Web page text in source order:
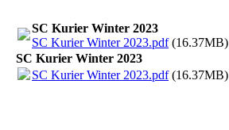
SC Kurier Winter 2023
SC Kurier Winter 2023.pdf(16.37MB)
SC Kurier Winter 2023
SC Kurier Winter 2023.pdf(16.37MB)